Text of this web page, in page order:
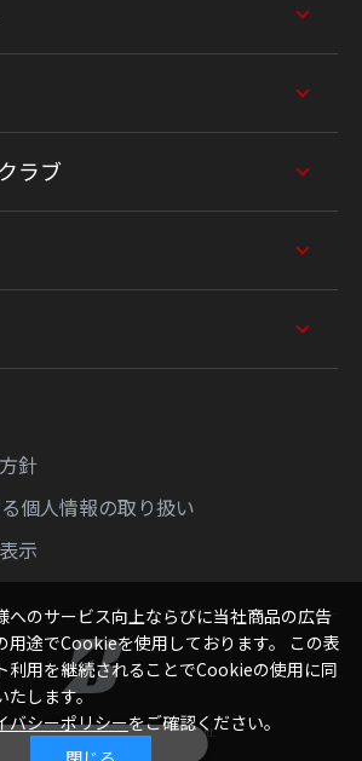
絞り込み
ラブ
針
個人情報の取り扱い
示
© Bridgestone Sports Sales Japan Co., Ltd.
All Rights Reserved.
へのサービス向上ならびに当社商品の広告
用途でCookieを使用しております。 この表
利用を継続されることでCookieの使用に同
たします。
バシーポリシーをご確認ください。